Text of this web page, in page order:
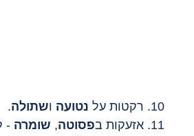
10. רקטות על נטועה ושתולה.
11. אזעקות ב
פסוטה, שומרה -